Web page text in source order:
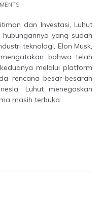
dan Investasi, Luhut
yang sudah
teknologi, Elon Musk,
bahwa telah
melalui platform
rencana besar-besaran
Luhut menegaskan
masih terbuka